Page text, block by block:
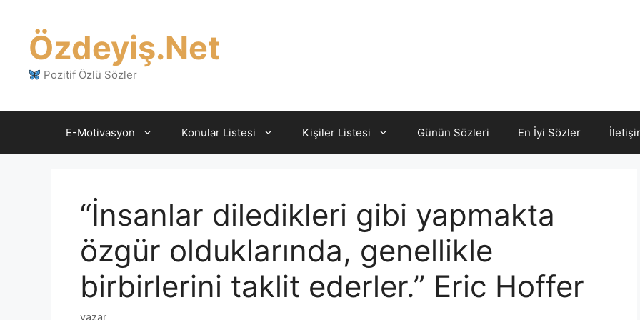
Özdeyiş.Net
Pozitif Özlü Sözler
E-Motivasyon Konular Listesi Kişiler Listesi Günün Sözleri En İyi Sözler
“İnsanlar diledikleri gibi yapmakta
özgür olduklarında, genellikle
birbirlerini taklit ederler.” Eric Hoffer
yazar